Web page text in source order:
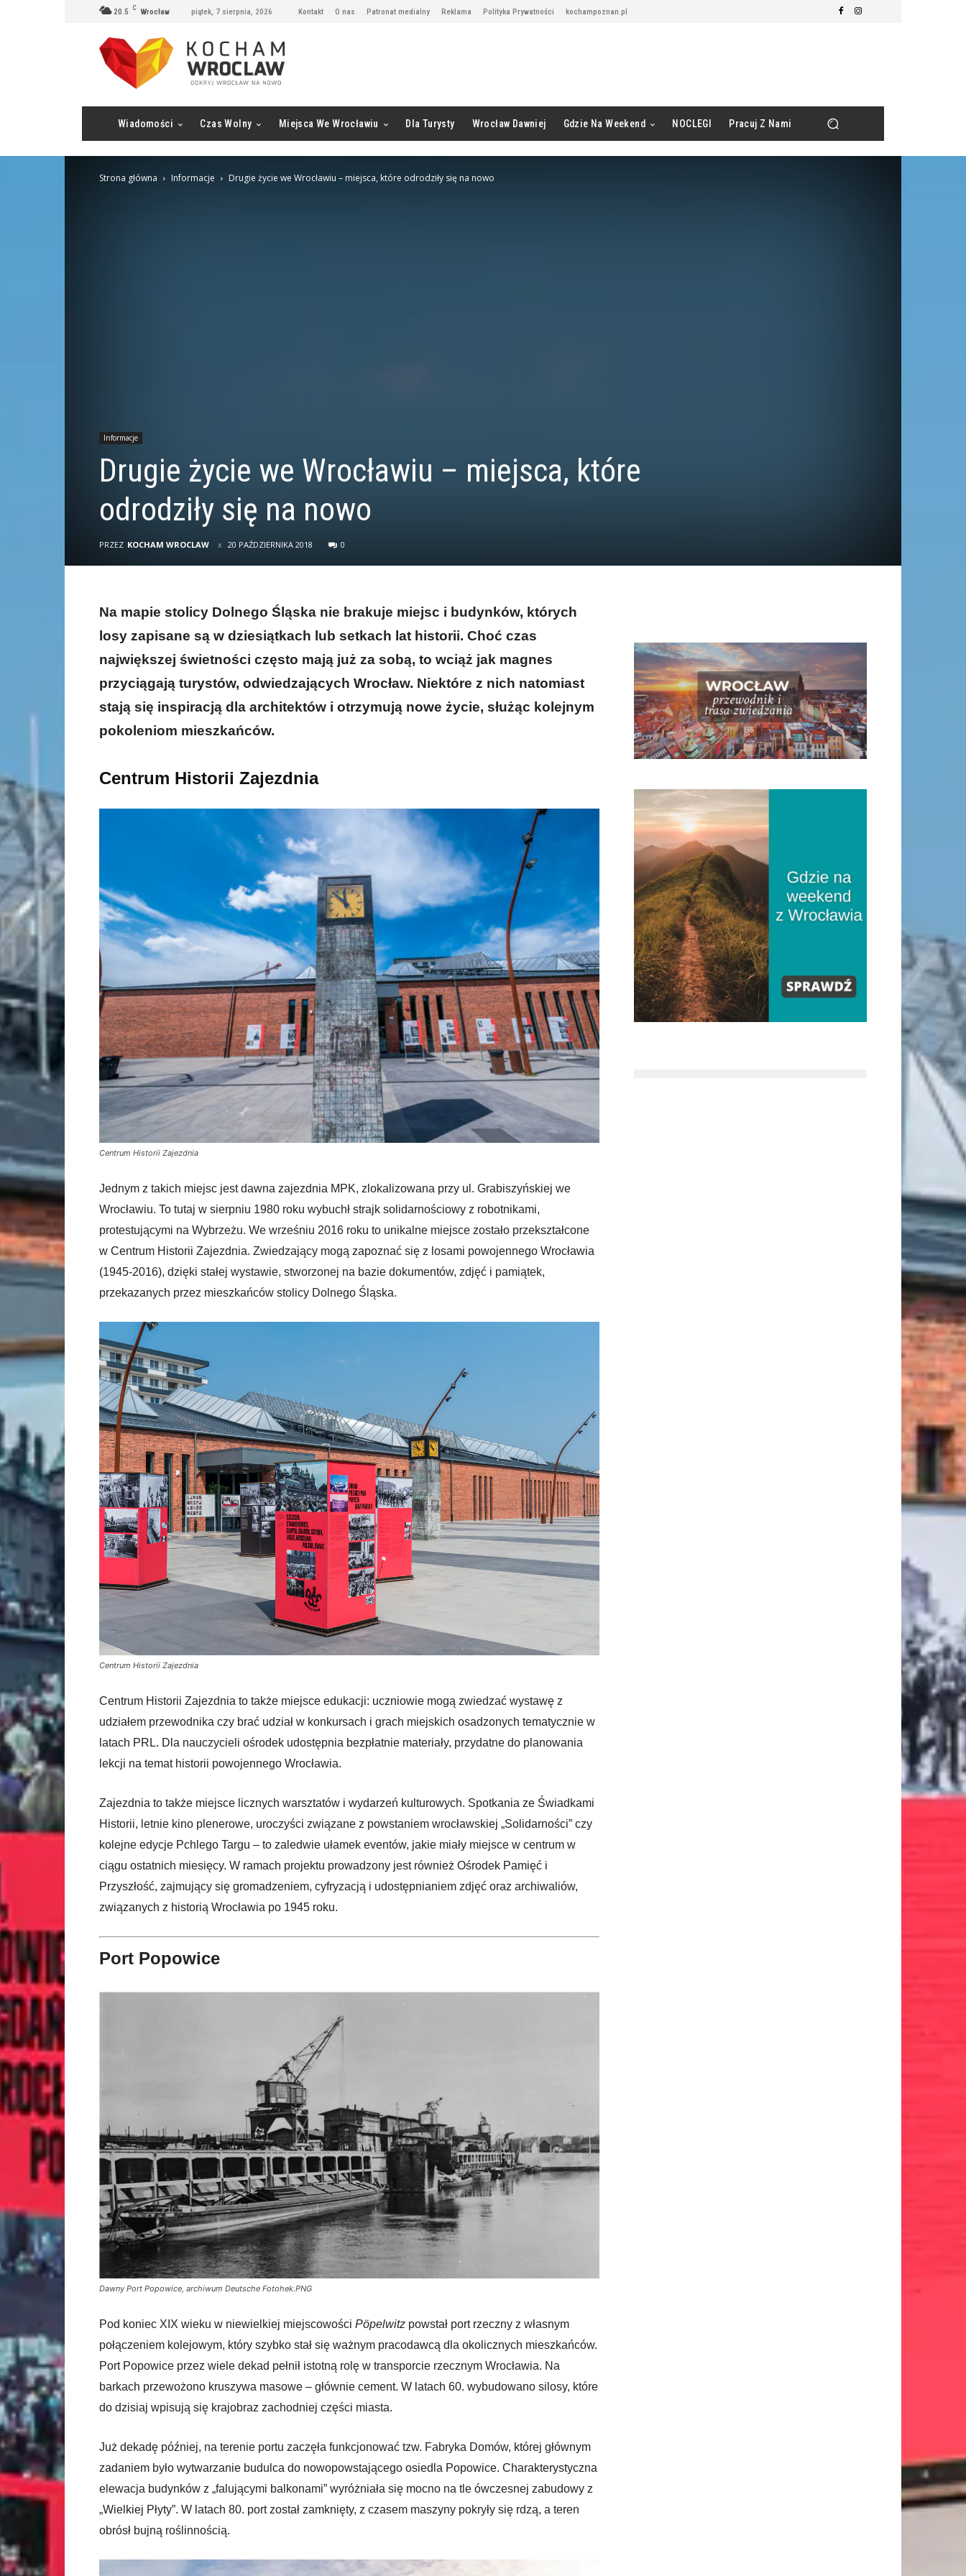
20.5 C Wrocław piątek, 7 sierpnia, 2026 Kontakt O nas Patronat medialny Reklama Polityka Prywatności kochampoznan.pl
Wiadomości Czas Wolny Miejsca We Wrocławiu Dla Turysty Wrocław Dawniej Gdzie Na Weekend NOCLEGI Pracuj Z Nami
Strona główna Informacje Drugie życie we Wrocławiu – miejsca, które odrodziły się na nowo
Informacje
Drugie życie we Wrocławiu – miejsca, które
odrodziły się na nowo
PRZEZ KOCHAM WROCLAW 20 PAŹDZIERNIKA 2018 0
Na mapie stolicy Dolnego Śląska nie brakuje miejsc i budynków, których
losy zapisane są w dziesiątkach lub setkach lat historii. Choć czas
największej świetności często mają już za sobą, to wciąż jak magnes
przyciągają turystów, odwiedzających Wrocław. Niektóre z nich natomiast
stają się inspiracją dla architektów i otrzymują nowe życie, służąc kolejnym
pokoleniom mieszkańców.
Centrum Historii Zajezdnia
Centrum Historii Zajezdnia
Jednym z takich miejsc jest dawna zajezdnia MPK, zlokalizowana przy ul. Grabiszyńskiej we
Wrocławiu. To tutaj w sierpniu 1980 roku wybuchł strajk solidarnościowy z robotnikami,
protestującymi na Wybrzeżu. We wrześniu 2016 roku to unikalne miejsce zostało przekształcone
w Centrum Historii Zajezdnia. Zwiedzający mogą zapoznać się z losami powojennego Wrocławia
(1945-2016), dzięki stałej wystawie, stworzonej na bazie dokumentów, zdjęć i pamiątek,
przekazanych przez mieszkańców stolicy Dolnego Śląska.
Centrum Historii Zajezdnia
Centrum Historii Zajezdnia to także miejsce edukacji: uczniowie mogą zwiedzać wystawę z
udziałem przewodnika czy brać udział w konkursach i grach miejskich osadzonych tematycznie w
latach PRL. Dla nauczycieli ośrodek udostępnia bezpłatnie materiały, przydatne do planowania
lekcji na temat historii powojennego Wrocławia.
Zajezdnia to także miejsce licznych warsztatów i wydarzeń kulturowych. Spotkania ze Świadkami
Historii, letnie kino plenerowe, uroczyści związane z powstaniem wrocławskiej „Solidarności” czy
kolejne edycje Pchlego Targu – to zaledwie ułamek eventów, jakie miały miejsce w centrum w
ciągu ostatnich miesięcy. W ramach projektu prowadzony jest również Ośrodek Pamięć i
Przyszłość, zajmujący się gromadzeniem, cyfryzacją i udostępnianiem zdjęć oraz archiwaliów,
związanych z historią Wrocławia po 1945 roku.
Port Popowice
Dawny Port Popowice, archiwum Deutsche Fotohek.PNG
Pod koniec XIX wieku w niewielkiej miejscowości Pöpelwitz powstał port rzeczny z własnym
połączeniem kolejowym, który szybko stał się ważnym pracodawcą dla okolicznych mieszkańców.
Port Popowice przez wiele dekad pełnił istotną rolę w transporcie rzecznym Wrocławia. Na
barkach przewożono kruszywa masowe – głównie cement. W latach 60. wybudowano silosy, które
do dzisiaj wpisują się krajobraz zachodniej części miasta.
Już dekadę później, na terenie portu zaczęła funkcjonować tzw. Fabryka Domów, której głównym
zadaniem było wytwarzanie budulca do nowopowstającego osiedla Popowice. Charakterystyczna
elewacja budynków z „falującymi balkonami” wyróżniała się mocno na tle ówczesnej zabudowy z
„Wielkiej Płyty”. W latach 80. port został zamknięty, z czasem maszyny pokryły się rdzą, a teren
obrósł bujną roślinnością.